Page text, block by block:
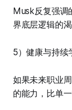
Musk反复强
界底层逻辑的
5）健康与持续
如果未来职业
的能力，比单